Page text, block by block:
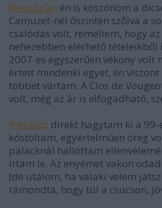
@európai: én is köszönöm a
Camuzet-nél őszintén szőlva a
csalódás volt, reméltem, hogy
nehezebben elérhető tételeikből
2007-es egyszerűen vékony volt
értett mindenki egyet, én
többet vártam. A Clos de
volt, még az ár is elfogadható,
@kukko: direkt hagytam ki a 99-
kóstoltam, egyértelműen öreg
palacknál hallottam
írtam le. Az enyémet vakon
(de utálom, ha valaki velem
rámondta, hogy túl a csúcson,